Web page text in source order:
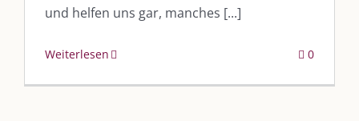
und helfen uns gar, manches [...]
Weiterlesen 0